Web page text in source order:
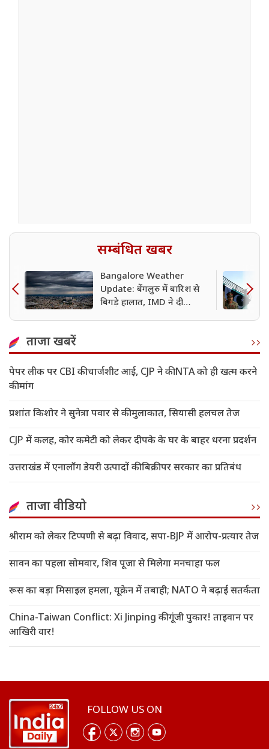
सम्बंधित खबर
Bangalore Weather
Update: बेंगलुरु में बारिश से
बिगड़े हालात, IMD ने दी
ताजा खबरें
पेपर लीक पर CBI की चार्जशीट आई, CJP ने की NTA को ही खत्म करने
की मांग
प्रशांत किशोर ने सुनेत्रा पवार से की मुलाकात, सियासी हलचल तेज
CJP में कलह, कोर कमेटी को लेकर दीपके के घर के बाहर धरना प्रदर्शन
उत्तराखंड में एनालॉग डेयरी उत्पादों की बिक्री पर सरकार का प्रतिबंध
ताजा वीडियो
श्रीराम को लेकर टिप्पणी से बढ़ा विवाद, सपा-BJP में आरोप-प्रत्यार तेज
सावन का पहला सोमवार, शिव पूजा से मिलेगा मनचाहा फल
रूस का बड़ा मिसाइल हमला, यूक्रेन में तबाही; NATO ने बढ़ाई सतर्कता
China-Taiwan Conflict: Xi Jinping की गूंजी पुकार! ताइवान पर
आखिरी वार!
FOLLOW US ON